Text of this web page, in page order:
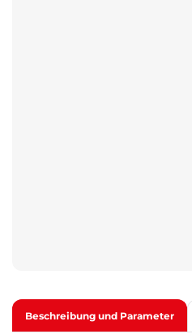
Beschreibung und Parameter